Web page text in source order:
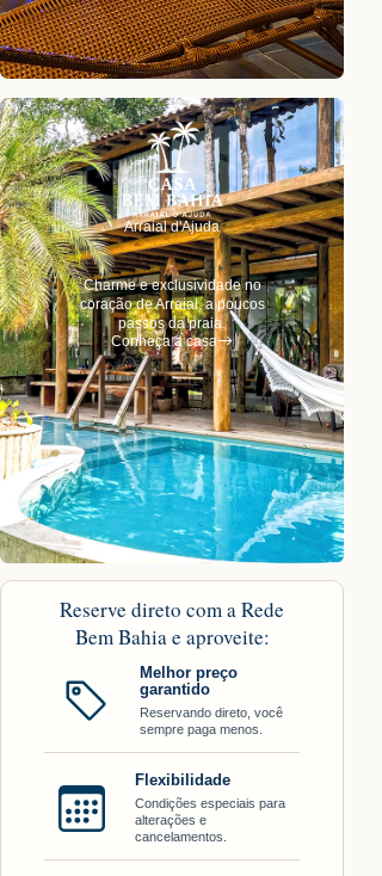
Arraial d'Ajuda
Charme e exclusividade no
coração de Arraial, a poucos
passos da praia.
Conheça a casa
Reserve direto com a Rede
Bem Bahia e aproveite:
Melhor preço
garantido
Reservando direto, você
sempre paga menos.
Flexibilidade
Condições especiais para
alterações e
cancelamentos.